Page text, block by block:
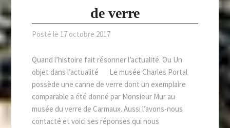
de verre
Posté le 17 octobre 2017
Quand l’histoire fait résonner l’actualité. Ou Un
objet dans l’actualité Le musée Charles Portal
possède une canne de verre dont un exemplaire
comparable a été donné par Monsieur Mur au
musée du verre de Carmaux. Aussi l’avons-nous
contacté et voici ses réponses qui nous